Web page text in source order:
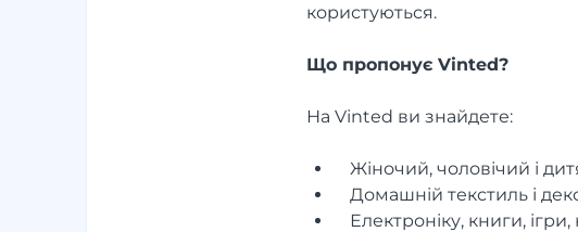
користуються.
Що пропонує Vinted?
На Vinted ви знайдете:
Жіночий, чоловічий і
Домашній текстиль і
Електроніку, книги,